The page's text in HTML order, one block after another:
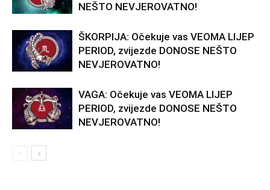
NEŠTO NEVJEROVATNO!
ŠKORPIJA: Očekuje vas VEOMA LIJEP
PERIOD, zvijezde DONOSE NEŠTO
NEVJEROVATNO!
VAGA: Očekuje vas VEOMA LIJEP
PERIOD, zvijezde DONOSE NEŠTO
NEVJEROVATNO!